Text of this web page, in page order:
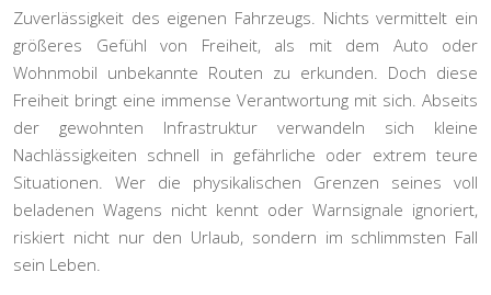
Zuverlässigkeit des eigenen Fahrzeugs. Nichts vermittelt ein
größeres Gefühl von Freiheit, als mit dem Auto oder
Wohnmobil unbekannte Routen zu erkunden. Doch diese
Freiheit bringt eine immense Verantwortung mit sich. Abseits
der gewohnten Infrastruktur verwandeln sich kleine
Nachlässigkeiten schnell in gefährliche oder extrem teure
Situationen. Wer die physikalischen Grenzen seines voll
beladenen Wagens nicht kennt oder Warnsignale ignoriert,
riskiert nicht nur den Urlaub, sondern im schlimmsten Fall
sein Leben.